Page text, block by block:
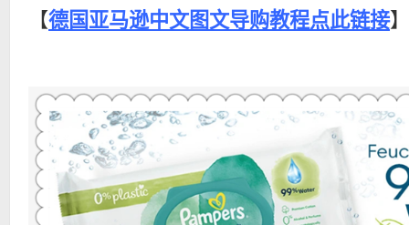
【德国亚马逊中文图文导购教程点此链接】